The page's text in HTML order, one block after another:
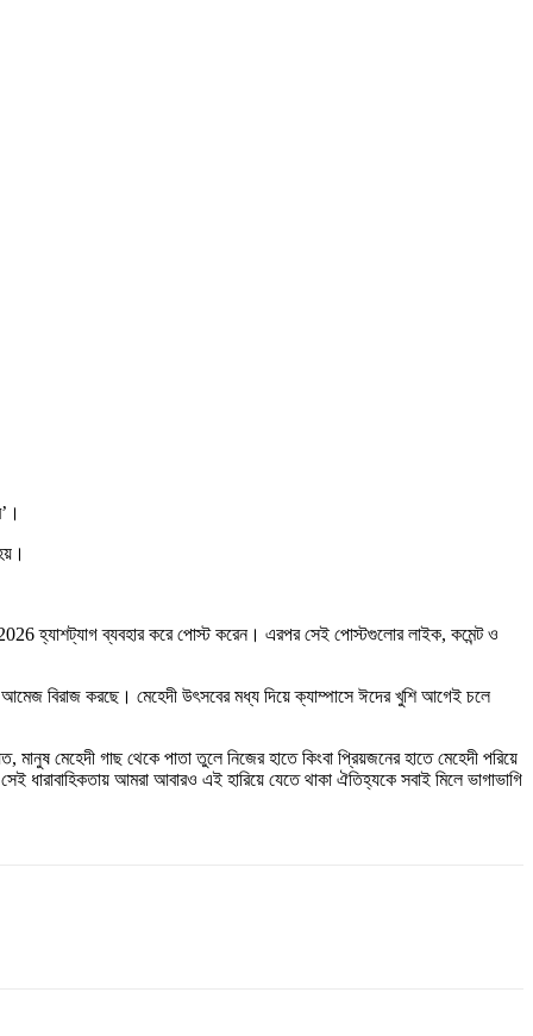
হ্যাশট্যাগ ব্যবহার করে পোস্ট করেন। এরপর সেই পোস্টগুলোর লাইক, কমেন্ট ও
বিরাজ করছে। মেহেদী উৎসবের মধ্য দিয়ে ক্যাম্পাসে ঈদের খুশি আগেই চলে
মেহেদী গাছ থেকে পাতা তুলে নিজের হাতে কিংবা প্রিয়জনের হাতে মেহেদী পরিয়ে
আমরা আবারও এই হারিয়ে যেতে থাকা ঐতিহ্যকে সবাই মিলে ভাগাভাগি